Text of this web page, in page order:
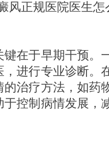
风正规医院医生怎
在于早期干预。
进行专业诊断。
治疗方法，如药
控制病情发展，